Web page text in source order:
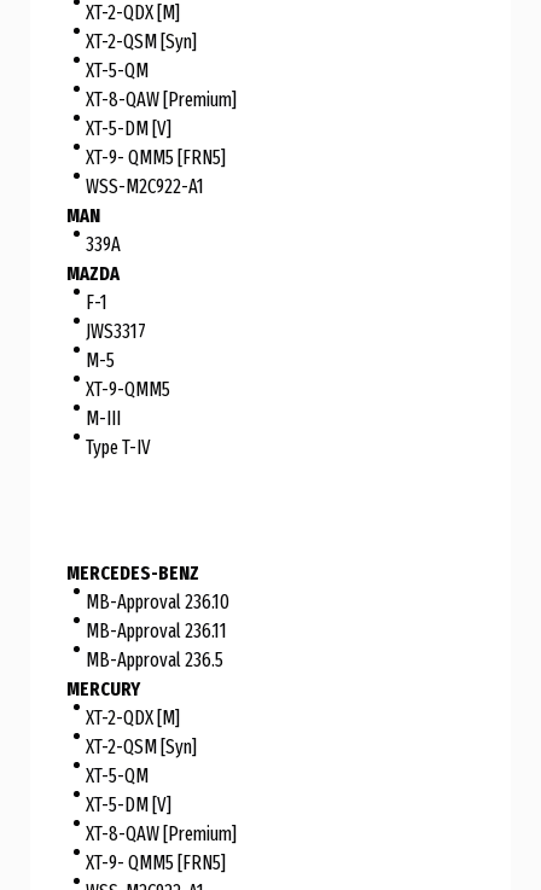
XT-2-QDX [M]
XT-2-QSM [Syn]
XT-5-QM
XT-8-QAW [Premium]
XT-5-DM [V]
XT-9- QMM5 [FRN5]
WSS-M2C922-A1
MAN
339A
MAZDA
F-1
JWS3317
M-5
XT-9-QMM5
M-III
Type T-IV
MERCEDES-BENZ
MB-Approval 236.10
MB-Approval 236.11
MB-Approval 236.5
MERCURY
XT-2-QDX [M]
XT-2-QSM [Syn]
XT-5-QM
XT-5-DM [V]
XT-8-QAW [Premium]
XT-9- QMM5 [FRN5]